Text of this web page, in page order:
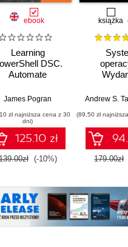
ebook
Learning
DSC.
Automate
configuration of
Edition
James Pogran
zł najniższa cena z 30
dni)
125.10 zł
(-10%)
książka
(89,50 zł
179.00zł